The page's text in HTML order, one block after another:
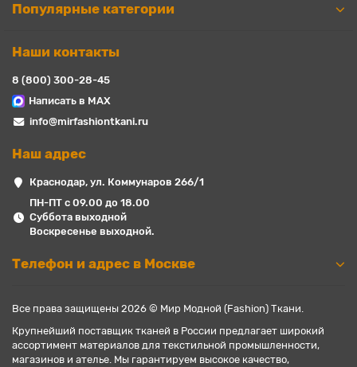
Популярные категории
Наши контакты
8 (800) 300-28-45
Написать в MAX
info@mirfashiontkani.ru
Наш адрес
Краснодар, ул. Коммунаров 266/1
ПН-ПТ с 09.00 до 18.00
Суббота выходной
Воскресенье выходной.
Телефон и адрес в Москве
Все права защищены 2026 © Мир Модной (Fashion) Ткани.
Крупнейший поставщик тканей в России предлагает широкий
ассортимент материалов для текстильной промышленности,
магазинов и ателье. Мы гарантируем высокое качество,